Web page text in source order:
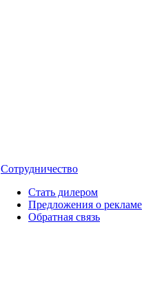
Сотрудничество
Стать дилером
Предложения о рекламе
Обратная связь